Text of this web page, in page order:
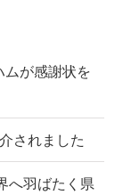
が感謝状を
されました
へ羽ばたく県